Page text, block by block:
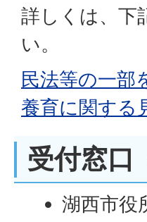
詳しくは、下
い。
民法等の一部
養育に関する
受付窓口
湖西市役